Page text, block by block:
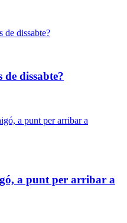
de dissabte?
a punt per arribar a